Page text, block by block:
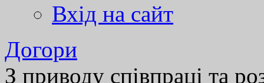
Вхід на сайт
Догори
З приводу співпраці та